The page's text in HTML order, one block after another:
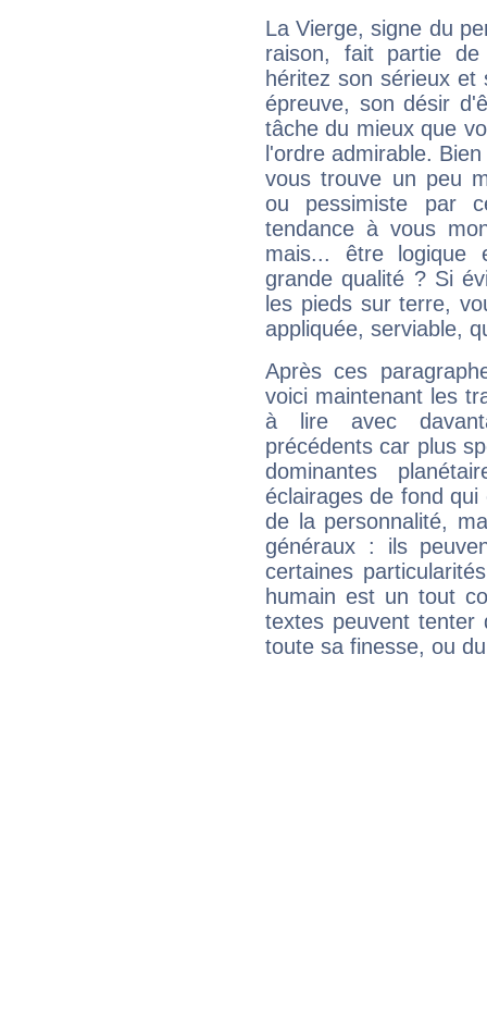
La Vierge, signe du
raison, fait partie
héritez son sérieux
épreuve, son désir
tâche du mieux que
l'ordre admirable.
vous trouve un peu
ou pessimiste par
tendance à vous
mais... être logique
grande qualité ? Si
les pieds sur terre,
appliquée, serviable,
Après ces
voici maintenant les
à lire avec
précédents car plus
dominantes
éclairages de fond
de la personnalité,
généraux : ils
certaines
humain est un tout
textes peuvent tenter
toute sa finesse, ou